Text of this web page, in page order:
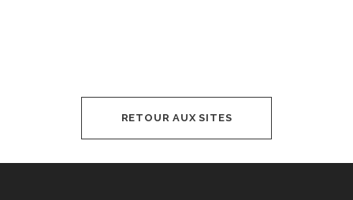
RETOUR AUX SITES